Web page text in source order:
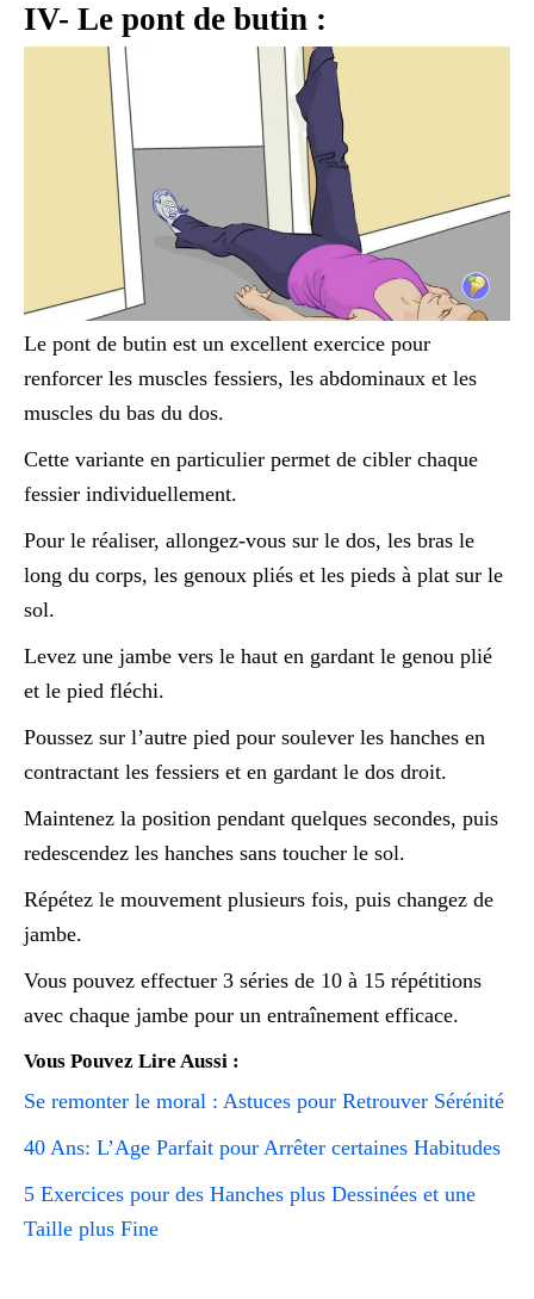
IV- Le pont de butin :
Le pont de butin est un excellent exercice pour
renforcer les muscles fessiers, les abdominaux et les
muscles du bas du dos.
Cette variante en particulier permet de cibler chaque
fessier individuellement.
Pour le réaliser, allongez-vous sur le dos, les bras le
long du corps, les genoux pliés et les pieds à plat sur le
sol.
Levez une jambe vers le haut en gardant le genou plié
et le pied fléchi.
Poussez sur l’autre pied pour soulever les hanches en
contractant les fessiers et en gardant le dos droit.
Maintenez la position pendant quelques secondes, puis
redescendez les hanches sans toucher le sol.
Répétez le mouvement plusieurs fois, puis changez de
jambe.
Vous pouvez effectuer 3 séries de 10 à 15 répétitions
avec chaque jambe pour un entraînement efficace.
Vous Pouvez Lire Aussi :
Se remonter le moral : Astuces pour Retrouver Sérénité
40 Ans: L’Age Parfait pour Arrêter certaines Habitudes
5 Exercices pour des Hanches plus Dessinées et une
Taille plus Fine